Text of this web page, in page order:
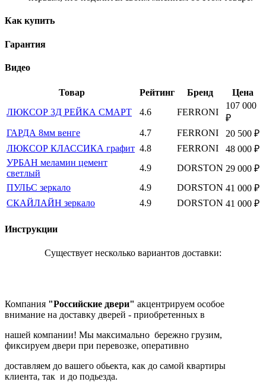
Как купить
Гарантия
Видео
Товар Рейтинг Бренд
Цена
ЛЮКСОР 3Д РЕЙКА СМАРТ
4.6 FERRONI
107 000
₽
ГАРДА 8мм венге
4.7 FERRONI
20 500 ₽
ЛЮКСОР КЛАССИКА графит 4.8 FERRONI
48 000 ₽
УРБАН меламин цемент
светлый
4.9 DORSTON 29 000 ₽
ПУЛЬС зеркало
4.9 DORSTON 41 000 ₽
СКАЙЛАЙН зеркало
4.9 DORSTON 41 000 ₽
Инструкции
Существует несколько вариантов доставки:
Компания "Российские двери" акцентрируем особое
внимание на доставку дверей - приобретенных в
нашей компании! Мы максимально бережно грузим,
фиксируем двери при перевозке, оперативно
доставляем до вашего обьекта, как до самой квартиры
клиента, так и до подьезда.